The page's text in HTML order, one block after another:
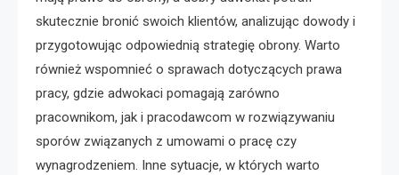
skutecznie bronić swoich klientów, analizując dowody i
przygotowując odpowiednią strategię obrony. Warto
również wspomnieć o sprawach dotyczących prawa
pracy, gdzie adwokaci pomagają zarówno
pracownikom, jak i pracodawcom w rozwiązywaniu
sporów związanych z umowami o pracę czy
wynagrodzeniem. Inne sytuacje, w których warto